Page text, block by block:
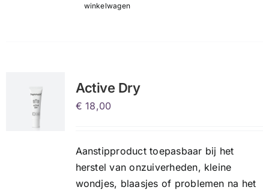
winkelwagen
Active Dry
€ 18,00
Aanstipproduct toepasbaar bij het
herstel van onzuiverheden, kleine
wondjes, blaasjes of problemen na het